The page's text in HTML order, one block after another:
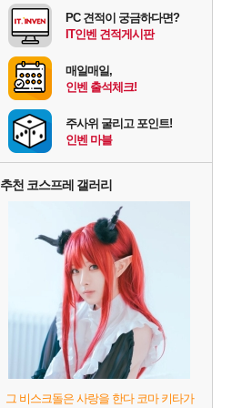
PC 견적이 궁금하다면?
IT인벤 견적게시판
매일매일,
인벤 출석체크!
주사위 굴리고 포인트!
인벤 마블
추천 코스프레 갤러리
그 비스크돌은 사랑을 한다 코마 키타가